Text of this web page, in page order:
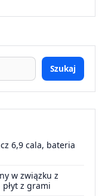
Szukaj
6,9 cala, bateria
w związku z
z grami